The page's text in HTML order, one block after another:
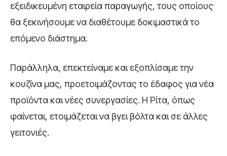
εξειδικευμένη εταιρεία παραγωγής, τους οποίους
θα ξεκινήσουμε να διαθέτουμε δοκιμαστικά το
επόμενο διάστημα.
Παράλληλα, επεκτείναμε και εξοπλίσαμε την
κουζίνα μας, προετοιμάζοντας το έδαφος για νέα
προϊόντα και νέες συνεργασίες. Η Ρίτα, όπως
φαίνεται, ετοιμάζεται να βγει βόλτα και σε άλλες
γειτονιές.